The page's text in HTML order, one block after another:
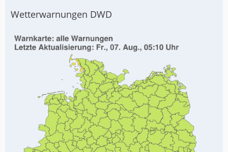
Wetterwarnungen DWD